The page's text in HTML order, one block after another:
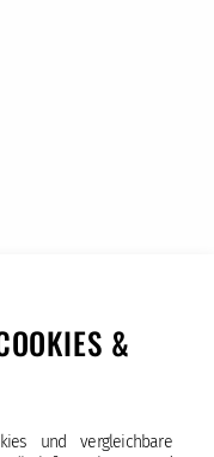
&
und vergleichbare